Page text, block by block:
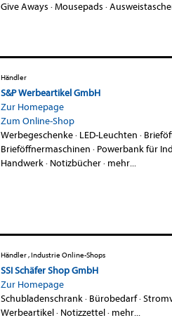
Give Aways ·Mousepads ·
Händler
S&P Werbeartikel GmbH
Zur Homepage
Zum Online-Shop
Werbegeschenke· LED-Leuchten ·
Brieföffnermaschinen · Powerbank für
Handwerk· Notizbücher· mehr...
Händler , Industrie Online-Shops
SSI Schäfer Shop GmbH
Zur Homepage
Schubladenschrank· Bürobedarf·
Werbeartikel· Notizzettel· mehr...